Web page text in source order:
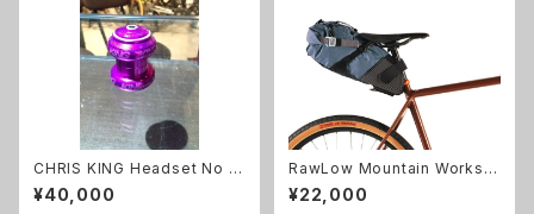
CHRIS KING Headset No T
¥40,000
RawLow Mountain Works
（ロウロウマウンテンワークス）
Bike'n Hike Bag
¥22,000